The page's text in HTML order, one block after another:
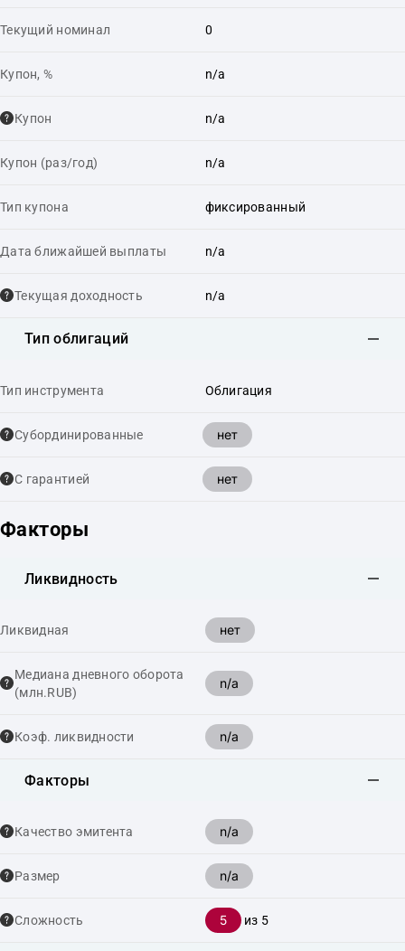
Текущий номинал 0
Купон, % n/a
Купон n/a
Купон (раз/год) n/a
Тип купона фиксированный
Дата ближайшей выплаты n/a
Текущая доходность n/a
Тип облигаций
Тип инструмента Облигация
Cубординированные нет
С гарантией нет
Факторы
Ликвидность
Ликвидная нет
Медиана дневного оборота
(млн.RUB)
n/a
Коэф. ликвидности n/a
Факторы
Качество эмитента n/a
Размер n/a
Сложность 5 из 5